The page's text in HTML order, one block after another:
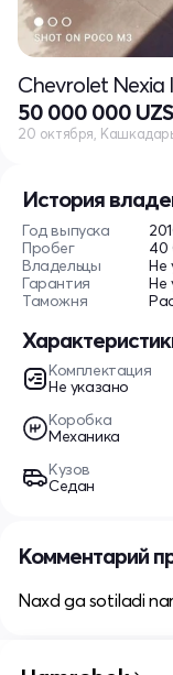
История
Год выпуска
Пробег
40
Владельцы
Не
Гарантия
Не
Таможня
Комплектация
Не указано
Коробка
Механика
Кузов
Седан
Chevrolet Nexia
50 000 000 UZS
20 октября,
Комментарий
Naxd ga sotiladi